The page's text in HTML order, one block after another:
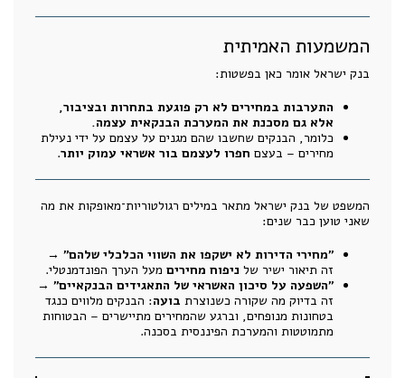
המשמעות האמיתית
בנק ישראל אומר כאן בפשטות:
התערבות במחירים לא רק פוגעת בתחרות ובציבור,
אלא גם מסכנת את המערכת הבנקאית עצמה.
כלומר, הבנקים שחשבו שהם מגנים על עצמם על ידי נעילת
מחירים – בעצם חפרו לעצמם בור אשראי עמוק יותר.
המשפט של בנק ישראל מתאר במילים רגולטוריות־מאופקות את מה
שאני טוען כבר שנים:
"מחירי הדירות לא ישקפו את השווי הכלכלי שלהם" →
זה תיאור ישיר של ניפוח מחירים מעל הערך הפונדמנטלי.
"השפעה על סיכון האשראי של התאגידים הבנקאיים" →
זה בדיוק מה שקורה כשנוצרת בועה: הבנקים מלווים כנגד
בטחונות מנופחים, וברגע שהמחירים מתיישרים – הבטוחות
מתמוטטות והמערכת הפיננסית בסכנה.